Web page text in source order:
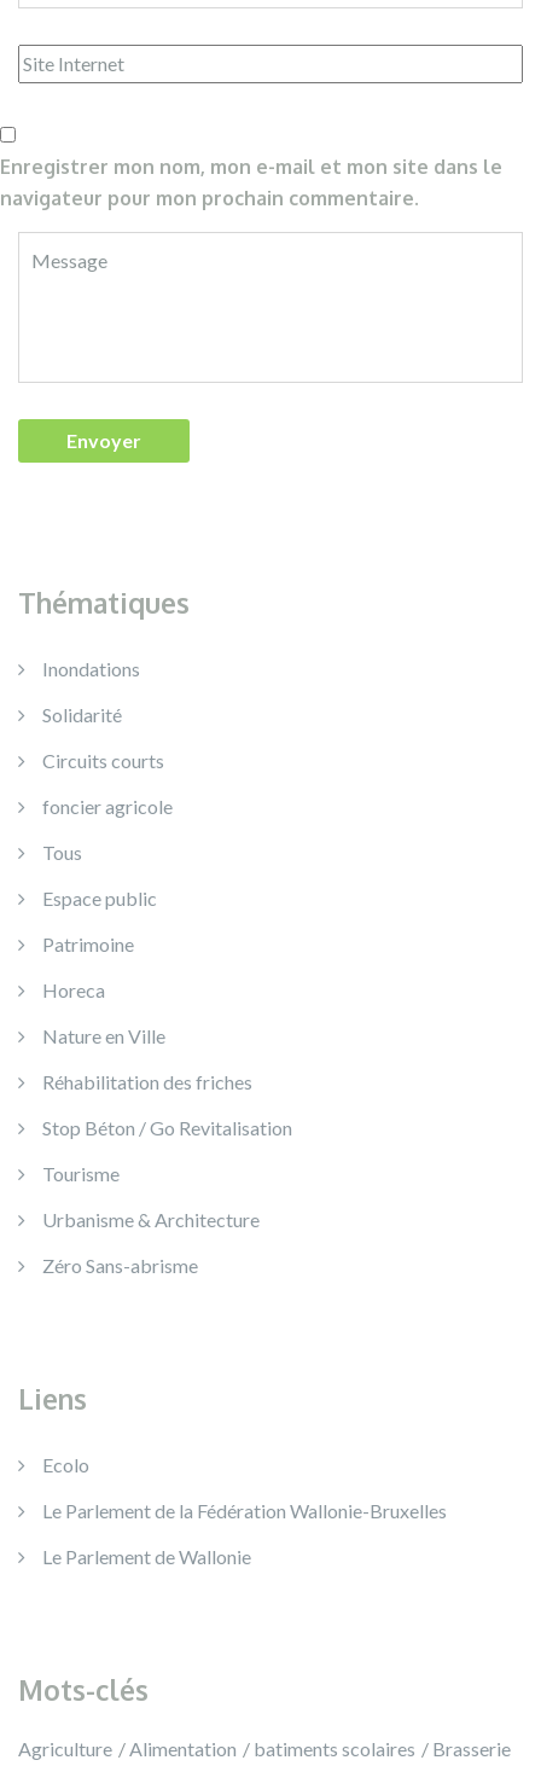
Enregistrer mon nom, mon e-mail et mon site dans le
navigateur pour mon prochain commentaire.
Thématiques
Inondations
Solidarité
Circuits courts
foncier agricole
Tous
Espace public
Patrimoine
Horeca
Nature en Ville
Réhabilitation des friches
Stop Béton / Go Revitalisation
Tourisme
Urbanisme & Architecture
Zéro Sans-abrisme
Liens
Ecolo
Le Parlement de la Fédération Wallonie-Bruxelles
Le Parlement de Wallonie
Mots-clés
Agriculture Alimentation batiments scolaires
Brasserie